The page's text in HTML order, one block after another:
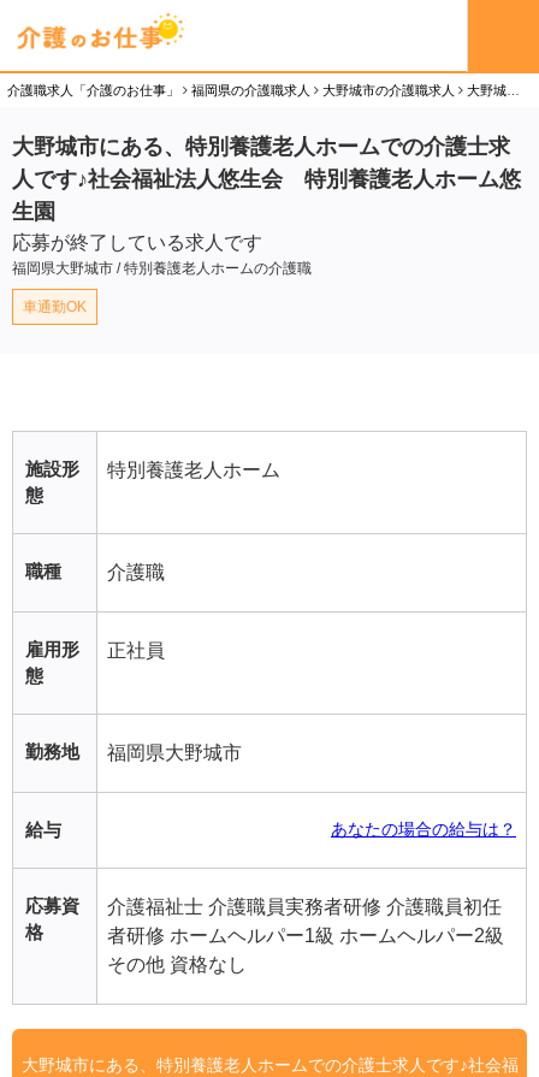
介護職求人「介護のお仕事」 福岡県の介護職求人 大野城市の介護職求人 大野城市にある、特別養護老人ホームでの介護士求人です♪社会福祉法人悠生会 特別養護老人ホーム悠生園の介護職（正社員）求人
大野城市にある、特別養護老人ホームでの介護士求
人です♪社会福祉法人悠生会 特別養護老人ホーム悠
生園
応募が終了している求人です
福岡県大野城市 / 特別養護老人ホームの介護職
車通勤OK
施設形
態
特別養護老人ホーム
職種 介護職
雇用形
態
正社員
勤務地 福岡県大野城市
給与 あなたの場合の給与は？
応募資
格
介護福祉士 介護職員実務者研修 介護職員初任
者研修 ホームヘルパー1級 ホームヘルパー2級
その他 資格なし
大野城市にある、特別養護老人ホームでの介護士求人です♪社会福